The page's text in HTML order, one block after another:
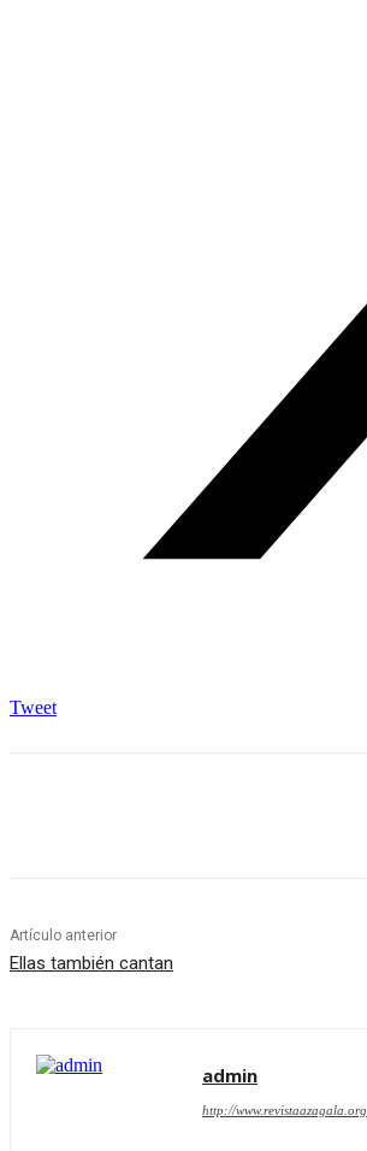
Tweet
Artículo anterior
Ellas también cantan
admin
http://www.revistaazagala.org